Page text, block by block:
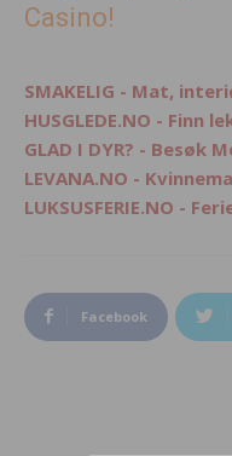
Casino!
SMAKELIG - Mat,
HUSGLEDE.NO -
GLAD I DYR? - Besøk
LEVANA.NO -
LUKSUSFERIE.NO -
Facebook